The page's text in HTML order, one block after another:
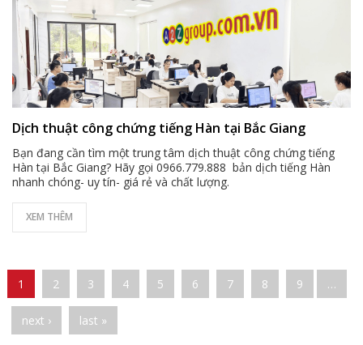
Dịch thuật công chứng tiếng Hàn tại Bắc Giang
Bạn đang cần tìm một trung tâm dịch thuật công chứng tiếng
Hàn tại Bắc Giang? Hãy gọi 0966.779.888 bản dịch tiếng Hàn
nhanh chóng- uy tín- giá rẻ và chất lượng.
XEM THÊM
Pages
1 2 3 4 5 6 7 8 9 …
next › last »